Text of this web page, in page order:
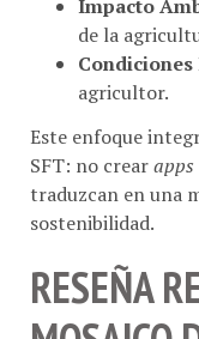
de la
Condiciones
agricultor.
Este enfoque
SFT: no crearapps
traduzcan en una
sostenibilidad.
RESEÑA
MOSAICO